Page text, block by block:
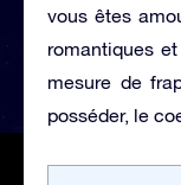
vous êtes
romantiques
mesure de
posséder, le